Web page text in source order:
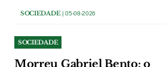
SOCIEDADE| 05-08-2026
SOCIEDADE
Morreu Gabriel Bento: o